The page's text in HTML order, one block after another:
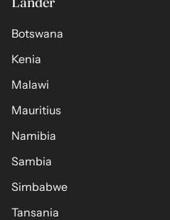
Botswana
Kenia
Malawi
Mauritius
Namibia
Sambia
Simbabwe
Tansania